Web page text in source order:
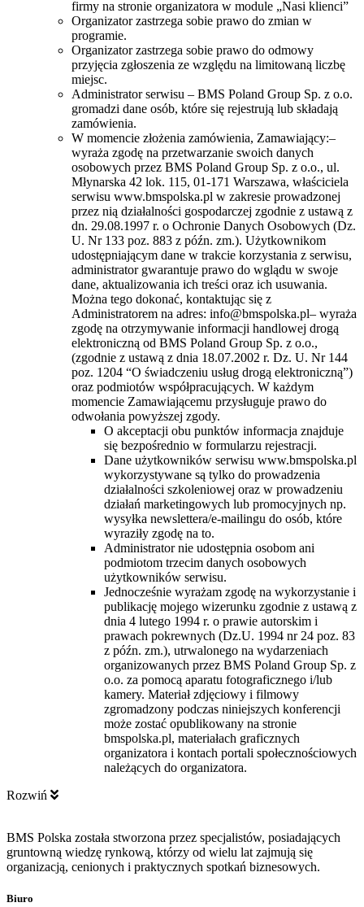
firmy na stronie organizatora w module „Nasi klienci”
Organizator zastrzega sobie prawo do zmian w
programie.
Organizator zastrzega sobie prawo do odmowy
przyjęcia zgłoszenia ze względu na limitowaną liczbę
miejsc.
Administrator serwisu – BMS Poland Group Sp. z o.o.
gromadzi dane osób, które się rejestrują lub składają
zamówienia.
W momencie złożenia zamówienia, Zamawiający:–
wyraża zgodę na przetwarzanie swoich danych
osobowych przez BMS Poland Group Sp. z o.o., ul.
Młynarska 42 lok. 115, 01-171 Warszawa, właściciela
serwisu www.bmspolska.pl w zakresie prowadzonej
przez nią działalności gospodarczej zgodnie z ustawą z
dn. 29.08.1997 r. o Ochronie Danych Osobowych (Dz.
U. Nr 133 poz. 883 z późn. zm.). Użytkownikom
udostępniającym dane w trakcie korzystania z serwisu,
administrator gwarantuje prawo do wglądu w swoje
dane, aktualizowania ich treści oraz ich usuwania.
Można tego dokonać, kontaktując się z
Administratorem na adres: info@bmspolska.pl– wyraża
zgodę na otrzymywanie informacji handlowej drogą
elektroniczną od BMS Poland Group Sp. z o.o.,
(zgodnie z ustawą z dnia 18.07.2002 r. Dz. U. Nr 144
poz. 1204 “O świadczeniu usług drogą elektroniczną”)
oraz podmiotów współpracujących. W każdym
momencie Zamawiającemu przysługuje prawo do
odwołania powyższej zgody.
O akceptacji obu punktów informacja znajduje
się bezpośrednio w formularzu rejestracji.
Dane użytkowników serwisu www.bmspolska.pl
wykorzystywane są tylko do prowadzenia
działalności szkoleniowej oraz w prowadzeniu
działań marketingowych lub promocyjnych np.
wysyłka newslettera/e-mailingu do osób, które
wyraziły zgodę na to.
Administrator nie udostępnia osobom ani
podmiotom trzecim danych osobowych
użytkowników serwisu.
Jednocześnie wyrażam zgodę na wykorzystanie i
publikację mojego wizerunku zgodnie z ustawą z
dnia 4 lutego 1994 r. o prawie autorskim i
prawach pokrewnych (Dz.U. 1994 nr 24 poz. 83
z późn. zm.), utrwalonego na wydarzeniach
organizowanych przez BMS Poland Group Sp. z
o.o. za pomocą aparatu fotograficznego i/lub
kamery. Materiał zdjęciowy i filmowy
zgromadzony podczas niniejszych konferencji
może zostać opublikowany na stronie
bmspolska.pl, materiałach graficznych
organizatora i kontach portali społecznościowych
należących do organizatora.
Rozwiń
BMS Polska została stworzona przez specjalistów, posiadających
gruntowną wiedzę rynkową, którzy od wielu lat zajmują się
organizacją, cenionych i praktycznych spotkań biznesowych.
Biuro